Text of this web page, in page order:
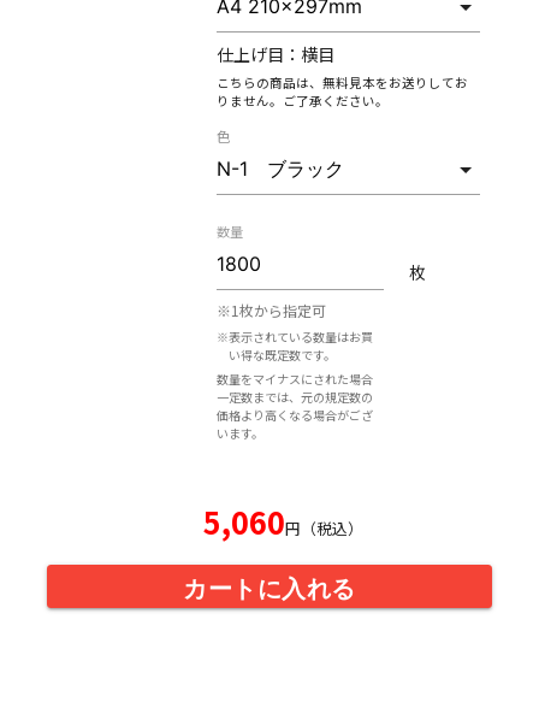
仕上げ目： 横目
こちらの商品は、無料見本をお送りしてお
りません。ご了承ください。
色
数量
※1枚から指定可
※表示されている数量はお買
い得な既定数です。
数量をマイナスにされた場合
一定数までは、元の規定数の
価格より高くなる場合がござ
います。
枚
5,060円（税込）
カートに入れる